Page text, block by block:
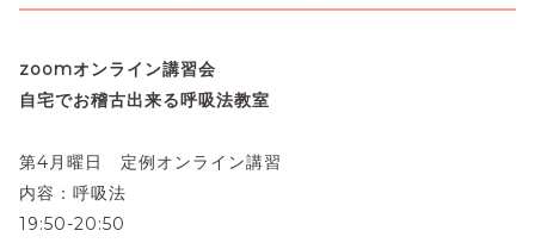
zoomオンライン講習会
自宅でお稽古出来る呼吸法教室
第4月曜日 定例オンライン講習
内容：呼吸法
19:50-20:50